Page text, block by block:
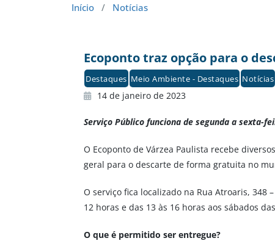
Início / Notícias
Ecoponto traz opção para o
Destaques Meio Ambiente - Destaques Notícias
14 de janeiro de 2023
Serviço Público funciona de segunda a sexta-
O Ecoponto de Várzea Paulista recebe
geral para o descarte de forma gratuita no
O serviço fica localizado na Rua Atroaris,
12 horas e das 13 às 16 horas aos sábados
O que é permitido ser entregue?